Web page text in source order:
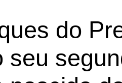
do
seu